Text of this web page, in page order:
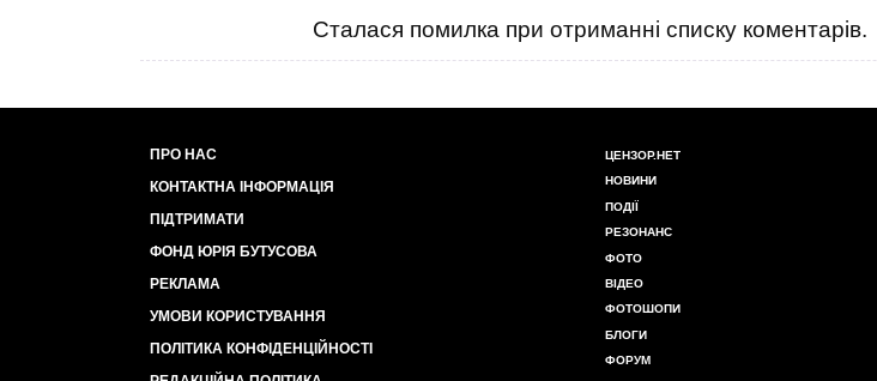
Сталася помилка при отриманні списку коментарів.
ПРО НАС
КОНТАКТНА ІНФОРМАЦІЯ
ПІДТРИМАТИ
ФОНД ЮРІЯ БУТУСОВА
РЕКЛАМА
УМОВИ КОРИСТУВАННЯ
ПОЛІТИКА КОНФІДЕНЦІЙНОСТІ
ЦЕНЗОР.НЕТ
НОВИНИ
ПОДІЇ
РЕЗОНАНС
ФОТО
ВІДЕО
ФОТОШОПИ
БЛОГИ
ФОРУМ